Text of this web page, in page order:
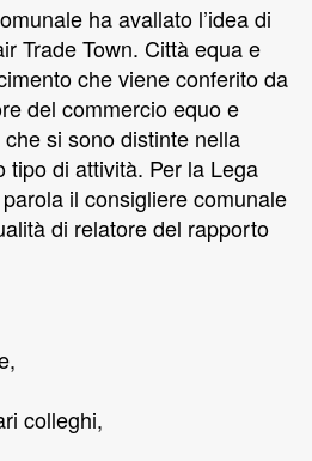
ha avallato l’idea di
Trade Town. Città equa e
che viene conferito da
del commercio equo e
si sono distinte nella
tipo di attività. Per la Lega
il consigliere comunale
di relatore del rapporto
colleghi,